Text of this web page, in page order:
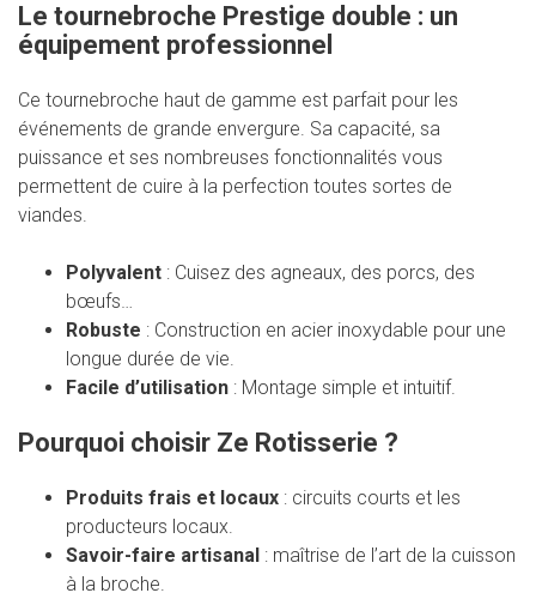
Le tournebroche Prestige double : un
équipement professionnel
Ce tournebroche haut de gamme est parfait pour les
événements de grande envergure. Sa capacité, sa
puissance et ses nombreuses fonctionnalités vous
permettent de cuire à la perfection toutes sortes de
viandes.
Polyvalent : Cuisez des agneaux, des porcs, des
bœufs…
Robuste : Construction en acier inoxydable pour une
longue durée de vie.
Facile d’utilisation : Montage simple et intuitif.
Pourquoi choisir Ze Rotisserie ?
Produits frais et locaux : circuits courts et les
producteurs locaux.
Savoir-faire artisanal : maîtrise de l’art de la cuisson
à la broche.